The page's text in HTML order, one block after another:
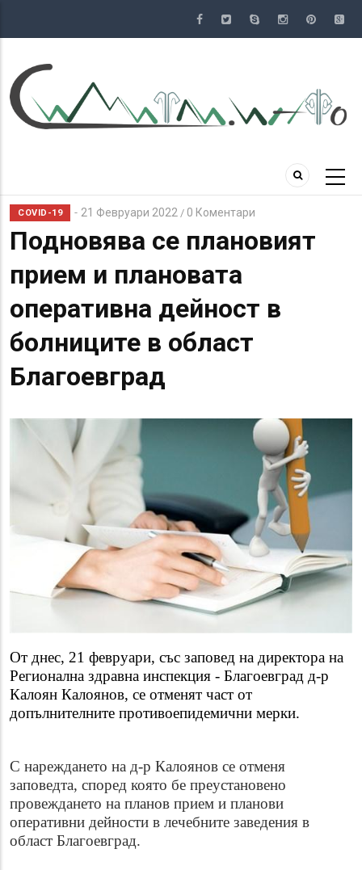
съдържание
COVID-19 21 Февруари 2022 / 0 Коментари
Подновява се плановият
прием и плановата
оперативна дейност в
болниците в област
Благоевград
От днес, 21 февруари, със заповед на директора на
Регионална здравна инспекция - Благоевград д-р
Калоян Калоянов, се отменят част от
допълнителните противоепидемични мерки.
С нареждането на д-р Калоянов се отменя
заповедта, според която бе преустановено
провеждането на планов прием и планови
оперативни дейности в лечебните заведения в
област Благоевград.